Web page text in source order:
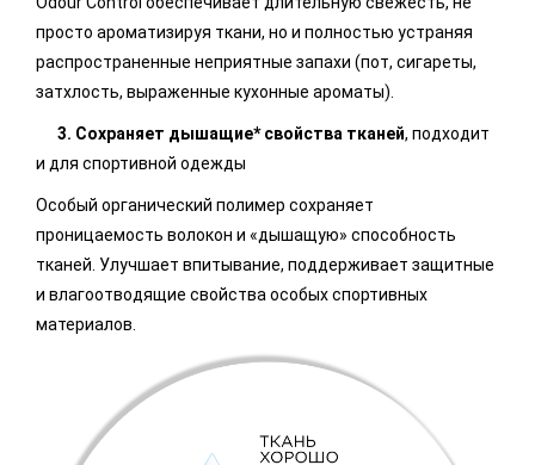
просто ароматизируя ткани, но и полностью устраняя
распространенные неприятные запахи (пот, сигареты,
затхлость, выраженные кухонные ароматы).
3. Сохраняет дышащие* свойства тканей, подходит
и для спортивной одежды
Особый органический полимер сохраняет
проницаемость волокон и «дышащую» способность
тканей. Улучшает впитывание, поддерживает защитные
и влагоотводящие свойства особых спортивных
материалов.